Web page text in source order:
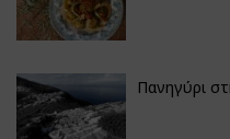
Πανηγύρι